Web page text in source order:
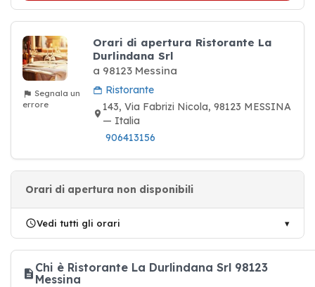
Segnala un
errore
Orari di apertura Ristorante La
Durlindana Srl
a 98123 Messina
Ristorante
143, Via Fabrizi Nicola, 98123 MESSINA
— Italia
906413156
Orari di apertura non disponibili
Vedi tutti gli orari
Chi è Ristorante La Durlindana Srl 98123
Messina